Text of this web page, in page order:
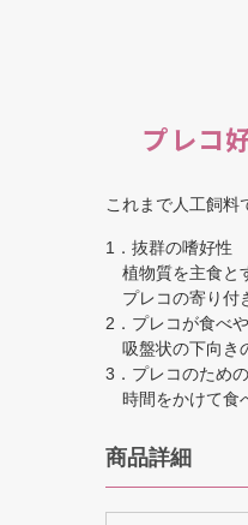
プレコ
これまで人工飼料
1．抜群の嗜好性
植物質を主食と
プレコの寄り付
2．プレコが食べ
吸盤状の下向き
3．プレコのため
時間をかけて食
商品詳細